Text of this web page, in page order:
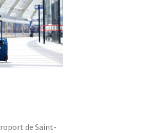
de Saint-